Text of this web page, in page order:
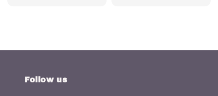
Follow us